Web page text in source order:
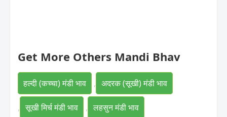
Get More Others Mandi Bhav
हल्दी (कच्चा) मंडी भाव , अदरक (सूखी) मंडी भाव
, सूखी मिर्च मंडी भाव , लहसुन मंडी भाव